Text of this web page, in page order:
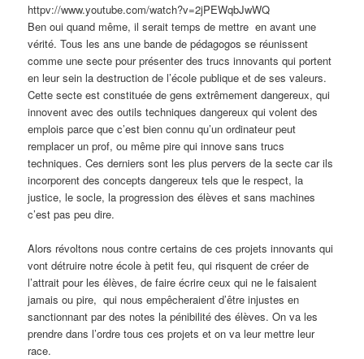
httpv://www.youtube.com/watch?v=2jPEWqbJwWQ
Ben oui quand même, il serait temps de mettre en avant une
vérité. Tous les ans une bande de pédagogos se réunissent
comme une secte pour présenter des trucs innovants qui portent
en leur sein la destruction de l’école publique et de ses valeurs.
Cette secte est constituée de gens extrêmement dangereux, qui
innovent avec des outils techniques dangereux qui volent des
emplois parce que c’est bien connu qu’un ordinateur peut
remplacer un prof, ou même pire qui innove sans trucs
techniques. Ces derniers sont les plus pervers de la secte car ils
incorporent des concepts dangereux tels que le respect, la
justice, le socle, la progression des élèves et sans machines
c’est pas peu dire.
Alors révoltons nous contre certains de ces projets innovants qui
vont détruire notre école à petit feu, qui risquent de créer de
l’attrait pour les élèves, de faire écrire ceux qui ne le faisaient
jamais ou pire, qui nous empêcheraient d’être injustes en
sanctionnant par des notes la pénibilité des élèves. On va les
prendre dans l’ordre tous ces projets et on va leur mettre leur
race.